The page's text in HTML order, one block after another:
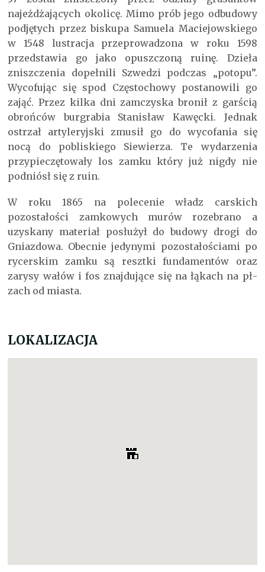
najeżdżających okolicę. Mimo prób jego odbudowy
podjętych przez biskupa Samuela Maciejowskiego
w 1548 lustracja przeprowadzona w roku 1598
przedstawia go jako opuszczoną ruinę. Dzieła
zniszczenia dopełnili Szwedzi podczas „potopu”.
Wycofując się spod Częstochowy postanowili go
zająć. Przez kilka dni zamczyska bronił z garścią
obrońców burgrabia Stanisław Kawęcki. Jednak
ostrzał artyleryjski zmusił go do wycofania się
nocą do pobliskiego Siewierza. Te wydarzenia
przypieczętowały los zamku który już nigdy nie
podniósł się z ruin.
W roku 1865 na polecenie władz carskich
pozostałości zamkowych murów rozebrano a
uzyskany materiał posłużył do budowy drogi do
Gniazdowa. Obecnie jedynymi pozostałościami po
rycerskim zamku są resztki fundamentów oraz
zarysy wałów i fos znajdujące się na łąkach na pł-
zach od miasta.
LOKALIZACJA